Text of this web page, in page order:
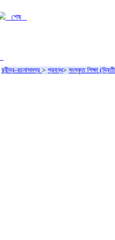
শেষ
রবীন্দ্র-রচনাসমগ্র > প্রবন্ধ> সংস্কৃত শিক্ষা